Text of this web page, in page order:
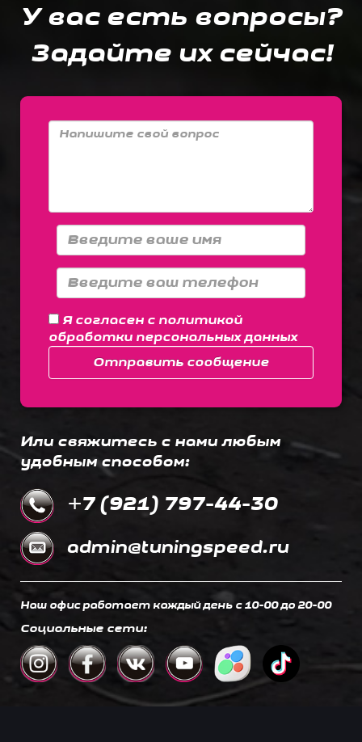
У вас есть вопросы?
Задайте их сейчас!
Я согласен с политикой
обработки персональных данных
Отправить сообщение
Или свяжитесь с нами любым
удобным способом:
+7 (921) 797-44-30
admin@tuningspeed.ru
Наш офис работает каждый день c 10-00 до 20-00
Социальные сети: